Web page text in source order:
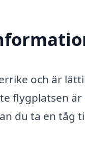
och är
flygplatsen
du ta en tåg